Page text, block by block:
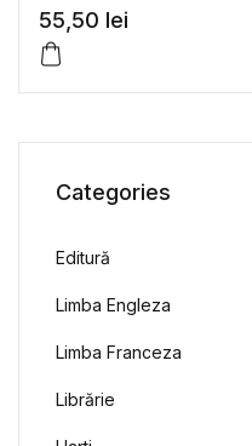
berarului amator –
Klaus Kling
55,50 lei
Categories
Editură
Limba Engleza
Limba Franceza
Librărie